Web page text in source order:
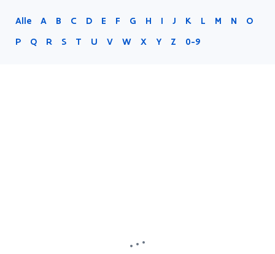
Alle A B C D E F G H I J K L M N
O
P
Q R S T U V W X Y Z 0-9